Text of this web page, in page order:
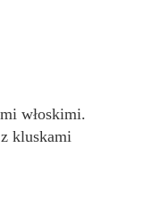
włoskimi.
kluskami